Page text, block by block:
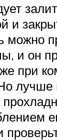
и
можно
и он
при
лучше